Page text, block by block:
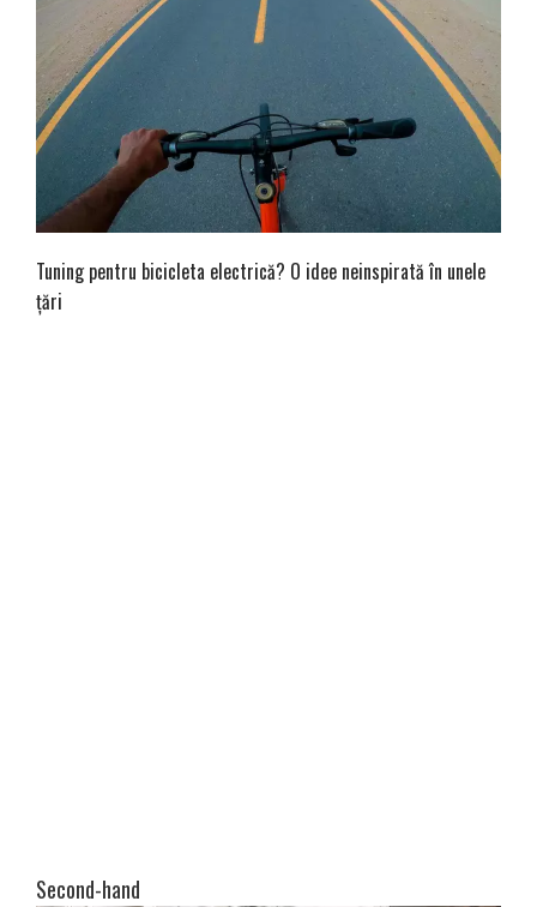
Tuning pentru bicicleta electrică? O idee neinspirată în unele
țări
Second-hand